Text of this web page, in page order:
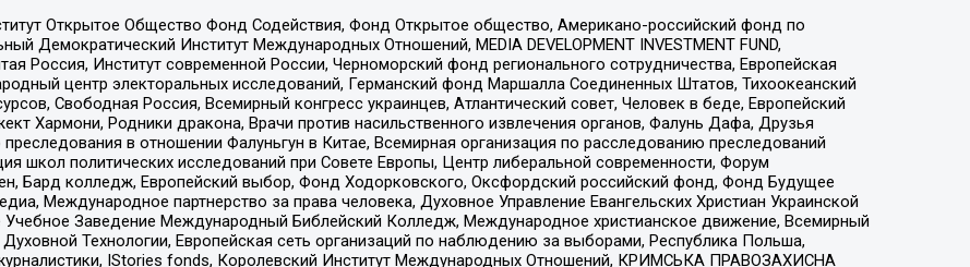
Открытое Общество Фонд Содействия, Фонд Открытое общество, Американо-российский фонд по
Демократический Институт Международных Отношений, MEDIA DEVELOPMENT INVESTMENT FUND,
Россия, Институт современной России, Черноморский фонд регионального сотрудничества, Европейская
центр электоральных исследований, Германский фонд Маршалла Соединенных Штатов, Тихоокеанский
Свободная Россия, Всемирный конгресс украинцев, Атлантический совет, Человек в беде, Европейский
Хармони, Родники дракона, Врачи против насильственного извлечения органов, Фалунь Дафа, Друзья
в отношении Фалуньгун в Китае, Всемирная организация по расследованию преследований
школ политических исследований при Совете Европы, Центр либеральной современности, Форум
Бард колледж, Европейский выбор, Фонд Ходорковского, Оксфордский российский фонд, Фонд Будущее
Международное партнерство за права человека, Духовное Управление Евангельских Христиан Украинской
Заведение Международный Библейский Колледж, Международное христианское движение, Всемирный
Технологии, Европейская сеть организаций по наблюдению за выборами, Республика Польша,
IStories fonds, Королевский Институт Международных Отношений, КРИМСЬКА ПРАВОЗАХИСНА